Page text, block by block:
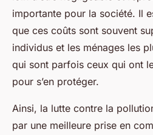
importante pour la société. Il
que ces coûts sont souvent
individus et les ménages les
qui sont parfois ceux qui ont
pour s’en protéger.
Ainsi, la lutte contre la
par une meilleure prise en